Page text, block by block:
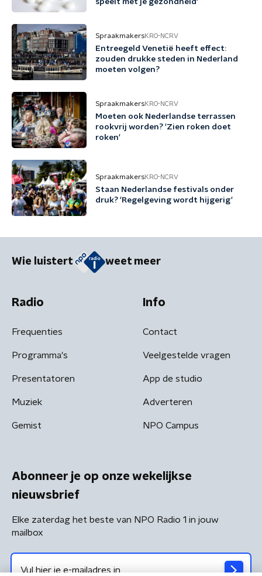
speelt met je gezondheid'
SpraakmakersKRO-NCRV
Entreegeld Venetië heeft effect:
zouden drukke steden in Nederland
moeten volgen?
SpraakmakersKRO-NCRV
Moeten ook Nederlandse terrassen
rookvrij worden? 'Zien roken doet
roken'
SpraakmakersKRO-NCRV
Staan Nederlandse festivals onder
druk? 'Regelgeving wordt hijgerig'
Wie luistert weet meer
Radio
Frequenties
Programma's
Presentatoren
Muziek
Gemist
Info
Contact
Veelgestelde vragen
App de studio
Adverteren
NPO Campus
Abonneer je op onze wekelijkse
nieuwsbrief
Elke zaterdag het beste van NPO Radio 1 in jouw
mailbox